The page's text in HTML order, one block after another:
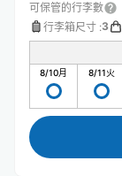
可保管的行李數
行李箱尺寸 :3
8/10月 8/11火